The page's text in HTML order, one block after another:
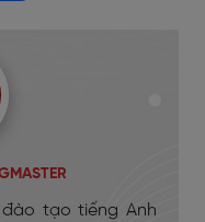
tạo tiếng Anh